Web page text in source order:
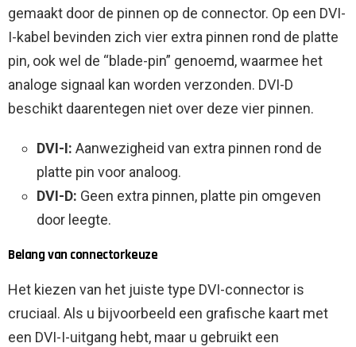
gemaakt door de pinnen op de connector. Op een DVI-
I-kabel bevinden zich vier extra pinnen rond de platte
pin, ook wel de “blade-pin” genoemd, waarmee het
analoge signaal kan worden verzonden. DVI-D
beschikt daarentegen niet over deze vier pinnen.
DVI-I: Aanwezigheid van extra pinnen rond de
platte pin voor analoog.
DVI-D: Geen extra pinnen, platte pin omgeven
door leegte.
Belang van connectorkeuze
Het kiezen van het juiste type DVI-connector is
cruciaal. Als u bijvoorbeeld een grafische kaart met
een DVI-I-uitgang hebt, maar u gebruikt een